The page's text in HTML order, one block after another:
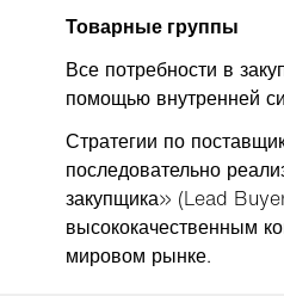
Товарные группы
Все потребности в
помощью внутренней
Стратегии по
последовательно
закупщика» (Lead
высококачественным
мировом рынке.